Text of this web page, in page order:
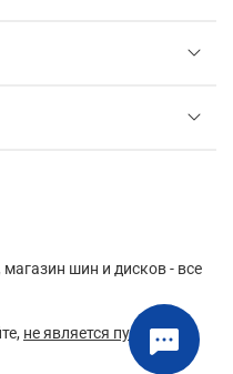
магазин шин и дисков - все
не является публичной